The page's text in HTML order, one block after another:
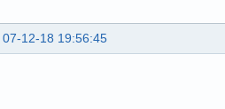
07-12-18 19:56:45